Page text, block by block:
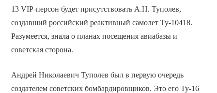
13 VIP-персон будет присутствовать А.Н. Туполев,
создавший российский реактивный самолет Ту-10418.
Разумеется, знала о планах посещения авиабазы и
советская сторона.
Андрей Николаевич Туполев был в первую очередь
создателем советских бомбардировщиков. Это его Ту-16